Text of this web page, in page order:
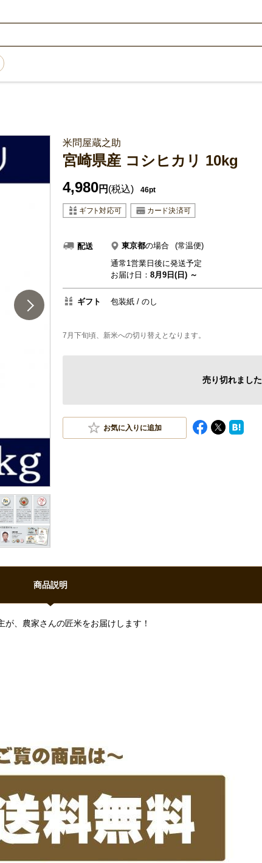
米問屋蔵之助
宮崎県産 コシヒカリ 10kg
4,980円 (税込) 46pt
配送 東京都の場合
(常温便)
通常1営業日後に発送予定
お届け日： 8月9日(日) ～
ギフト 包装紙 のし
7月下旬頃、新米への切り替えとなります。
売り切れました
お気に入りに追加
商品説明
、農家さんの匠米をお届けします！